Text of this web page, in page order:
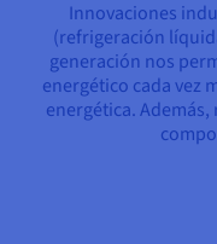
Innovaciones
(refrigeración
generación nos
energético cada vez
energética.